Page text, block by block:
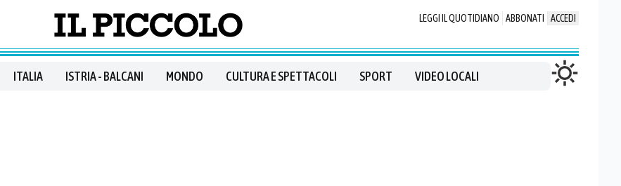
LEGGI IL QUOTIDIANO ABBONATI ACCEDI
ITALIA ISTRIA - BALCANI MONDO CULTURA E SPETTACOLI SPORT VIDEO LOCALI